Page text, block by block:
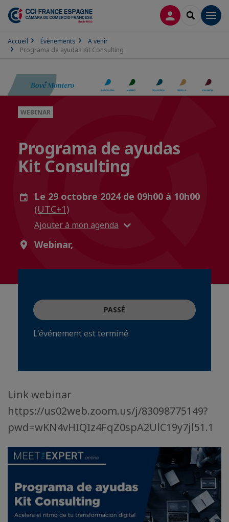
CONNEXION
Accueil Évènements
A venir
Programa de ayudas Kit Consulting
WEBINAR
Programa de ayudas
Kit Consulting
Le 29 octobre 2024 de 09h00 à 10h00
(UTC+1)
Ajouter à mon agenda
Webinar,
PASSÉ
L'événement est terminé.
Link webinar
https://us02web.zoom.us/j/83098775149?
pwd=wKN4vHIQIz4FqZ0spA2UlC19y7jl51.1